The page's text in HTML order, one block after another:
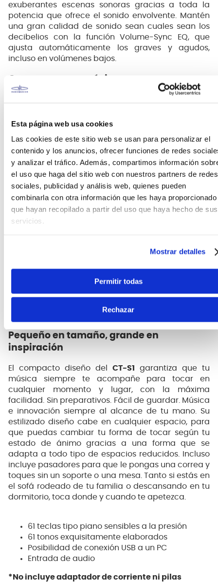
Esta página web usa cookies
Las cookies de este sitio web se usan para personalizar el
contenido y los anuncios, ofrecer funciones de redes
y analizar el tráfico. Además, compartimos información
el uso que haga del sitio web con nuestros partners de redes
sociales, publicidad y análisis web, quienes pueden
combinarla con otra información que les haya proporcionado
que hayan recopilado a partir del uso que haya hecho de sus
servicios.
Mostrar detalles
Permitir todas
Rechazar
exuberantes escenas sonoras gracias a toda la
potencia que ofrece el sonido envolvente. Mantén
una gran calidad de sonido sean cuales sean los
decibelios con la función Volume-Sync EQ, que
ajusta automáticamente los graves y agudos,
incluso en volúmenes bajos.
y MIDI inalámbrico WU-BT10
tocar tus canciones favoritas con el potente
sistema de altavoces del CT-S1.La aplicación
Chordana Play te permite personalizar tus
melodías. En el modo Audio, puedes cambiar la
clave y ajustar el tempo. Con los botones "cancel
melody" (cancelar melodía) o "cancel
accompaniment" (cancelar acompañamiento),
puedes convertir tu música favorita en una pista de
personalizar las lecciones y hacer que el
dispositivos externos compatibles con MIDI
garantizan que puedas experimentar sin límites, ya
que siempre habrá nuevas y divertidas formas de
Pequeño en tamaño, grande en
inspiración
El compacto diseño del CT-S1
garantiza que tu
música siempre te acompañe para tocar en
cualquier momento y lugar, con la máxima
facilidad. Sin preparativos. Fácil de guardar. Música
e innovación siempre al alcance de tu mano. Su
estilizado diseño cabe en cualquier espacio, para
que puedas cambiar tu forma de tocar según tu
estado de ánimo gracias a una forma que se
adapta a todo tipo de espacios reducidos. Incluso
incluye pasadores para que le pongas una correa y
toques sin un soporte o una mesa. Tanto si estás en
el sofá rodeado de tu familia o descansando en tu
dormitorio, toca donde y cuando te apetezca.
61 teclas tipo piano sensibles a la presión
61 tonos exquisitamente elaborados
Posibilidad de conexión USB a un PC
Entrada de audio
*No incluye adaptador de corriente ni pilas